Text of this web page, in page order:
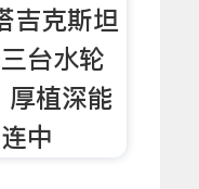
吉克斯坦
台水轮
植深能
中